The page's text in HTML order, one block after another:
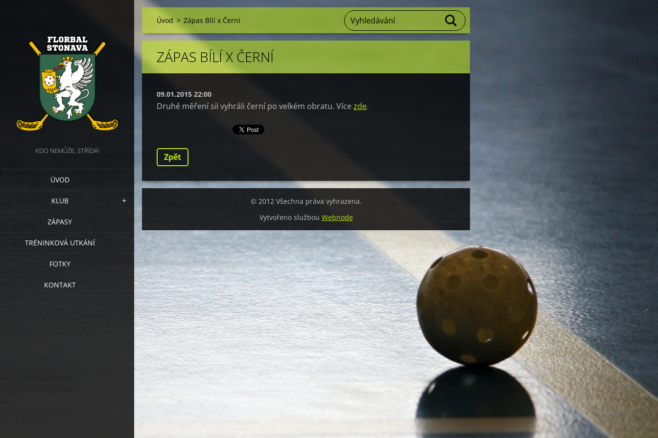
KDO NEMŮŽE, STŘÍDÁ!
ÚVOD
KLUB
ZÁPASY
TRÉNINKOVÁ UTKÁNÍ
FOTKY
KONTAKT
Úvod > Zápas Bílí x Černí
ZÁPAS BÍLÍ X ČERNÍ
09.01.2015 22:00
Druhé měření sil vyhráli černí po velkém obratu. Vícezde.
Zpět
© 2012 Všechna práva vyhrazena.
Vytvořeno službou Webnode